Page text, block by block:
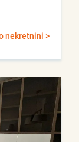
nekretnini >